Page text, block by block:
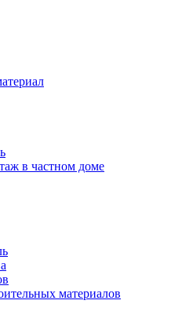
в частном доме
материалов